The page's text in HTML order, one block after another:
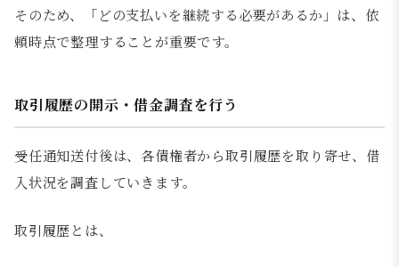
そのため、「どの支払いを継続する必要があるか」は、依
頼時点で整理することが重要です。
取引履歴の開示・借金調査を行う
受任通知送付後は、各債権者から取引履歴を取り寄せ、借
入状況を調査していきます。
取引履歴とは、